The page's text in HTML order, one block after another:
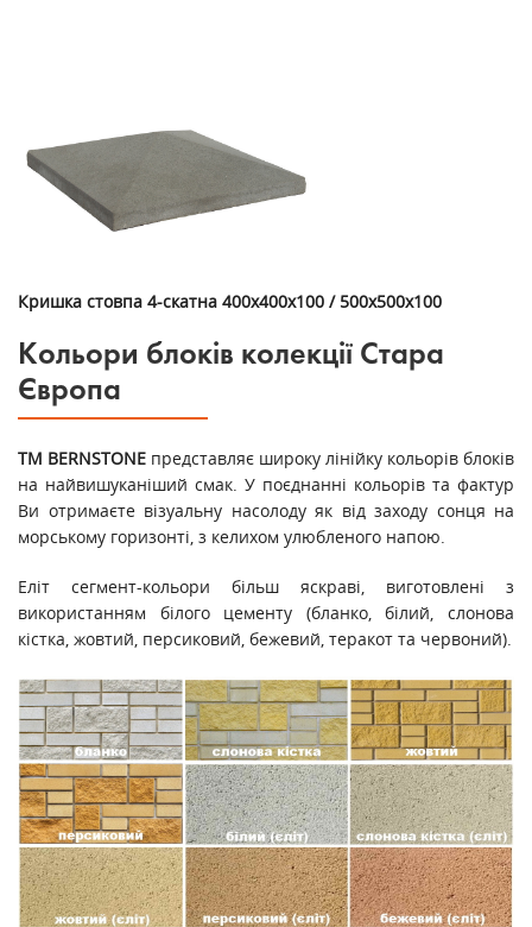
Кришка стовпа 4-скатна 400х400х100 / 500х500х100
Кольори блоків колекції Стара
Європа
ТМ BERNSTONE представляє широку лінійку кольорів блоків
на найвишуканіший смак. У поєднанні кольорів та фактур
Ви отримаєте візуальну насолоду як від заходу сонця на
морському горизонті, з келихом улюбленого напою.
Еліт сегмент-кольори більш яскраві, виготовлені з
використанням білого цементу (бланко, білий, слонова
кістка, жовтий, персиковий, бежевий, теракот та червоний).